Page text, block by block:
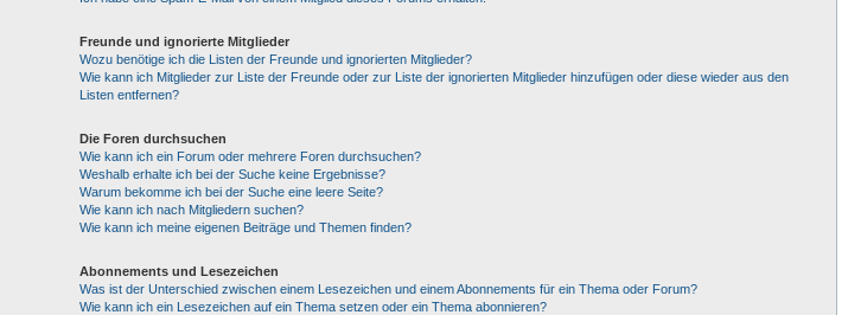
Freunde und ignorierte Mitglieder
Wozu benötige ich die Listen der Freunde und ignorierten Mitglieder?
Wie kann ich Mitglieder zur Liste der Freunde oder zur Liste der ignorierten Mitglieder hinzufügen oder diese wieder aus den
Listen entfernen?
Die Foren durchsuchen
Wie kann ich ein Forum oder mehrere Foren durchsuchen?
Weshalb erhalte ich bei der Suche keine Ergebnisse?
Warum bekomme ich bei der Suche eine leere Seite?
Wie kann ich nach Mitgliedern suchen?
Wie kann ich meine eigenen Beiträge und Themen finden?
Abonnements und Lesezeichen
Was ist der Unterschied zwischen einem Lesezeichen und einem Abonnements für ein Thema oder Forum?
Wie kann ich ein Lesezeichen auf ein Thema setzen oder ein Thema abonnieren?